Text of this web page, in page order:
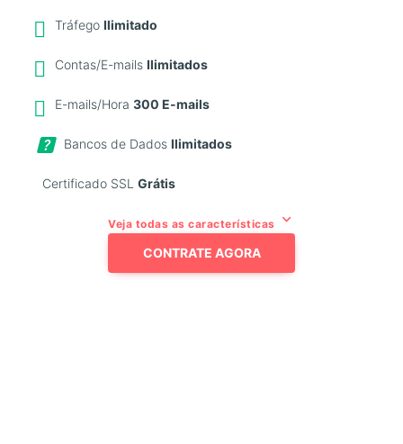
TráfegoIlimitado
Contas/E-mailsIlimitados
E-mails/Hora300 E-mails
Bancos de DadosIlimitados
Certificado SSLGrátis
Veja todas as características keyboard_arrow_down
CONTRATE AGORA